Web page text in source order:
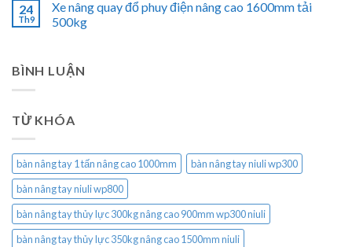
24
Th9
Xe nâng quay đổ phuy điện nâng cao 1600mm tải
500kg
BÌNH LUẬN
TỪ KHÓA
bàn nâng tay 1 tấn nâng cao 1000mm
bàn nâng tay niuli wp300
bàn nâng tay niuli wp800
bàn nâng tay thủy lực 300kg nâng cao 900mm wp300 niuli
bàn nâng tay thủy lực 350kg nâng cao 1500mm niuli